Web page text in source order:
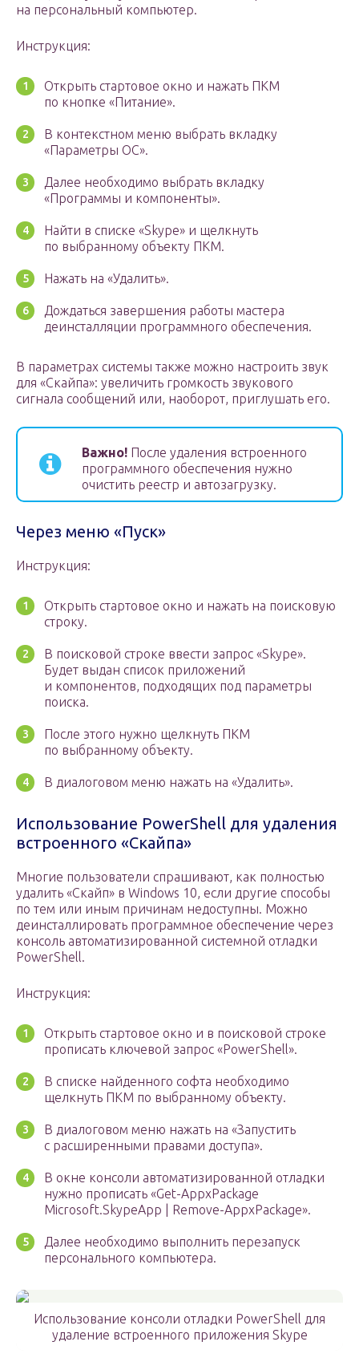
на персональный компьютер.
Инструкция:
Открыть стартовое окно и нажать ПКМ
по кнопке «Питание».
В контекстном меню выбрать вкладку
«Параметры ОС».
Далее необходимо выбрать вкладку
«Программы и компоненты».
Найти в списке «Skype» и щелкнуть
по выбранному объекту ПКМ.
Нажать на «Удалить».
Дождаться завершения работы мастера
деинсталляции программного обеспечения.
В параметрах системы также можно настроить звук
для «Скайпа»: увеличить громкость звукового
сигнала сообщений или, наоборот, приглушать его.
Важно! После удаления встроенного
программного обеспечения нужно
очистить реестр и автозагрузку.
Через меню «Пуск»
Инструкция:
Открыть стартовое окно и нажать на поисковую
строку.
В поисковой строке ввести запрос «Skype».
Будет выдан список приложений
и компонентов, подходящих под параметры
поиска.
После этого нужно щелкнуть ПКМ
по выбранному объекту.
В диалоговом меню нажать на «Удалить».
Использование PowerShell для удаления
встроенного «Скайпа»
Многие пользователи спрашивают, как полностью
удалить «Скайп» в Windows 10, если другие способы
по тем или иным причинам недоступны. Можно
деинсталлировать программное обеспечение через
консоль автоматизированной системной отладки
PowerShell.
Инструкция:
Открыть стартовое окно и в поисковой строке
прописать ключевой запрос «PowerShell».
В списке найденного софта необходимо
щелкнуть ПКМ по выбранному объекту.
В диалоговом меню нажать на «Запустить
с расширенными правами доступа».
В окне консоли автоматизированной отладки
нужно прописать «Get-AppxPackage
Microsoft.SkypeApp | Remove-AppxPackage».
Далее необходимо выполнить перезапуск
персонального компьютера.
Использование консоли отладки PowerShell для
удаление встроенного приложения Skype